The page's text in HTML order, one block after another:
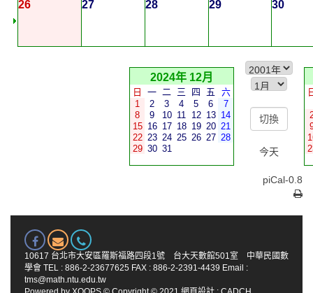
26 27 28 29 30
2024年 12月
日 一 二 三 四 五
六
1
2 3 4 5 6
7
8
9 10 11 12 13 14
15 16 17 18 19 20 21
22 23 24 25 26 27 28
29 30 31 今天
piCal-0.8
10617 台北市大安區羅斯福路四段1號 台大天數館501室 中華民國數
學會 TEL : 886-2-23677625 FAX : 886-2-2391-4439 Email :
tms@math.ntu.edu.tw